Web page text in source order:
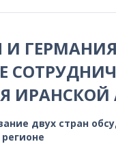
И
ИРАНСКОЙ
двух стран